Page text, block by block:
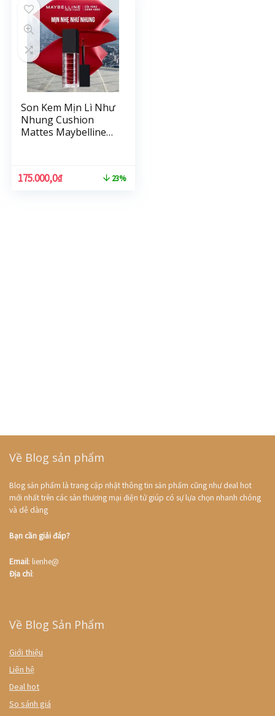
Son Kem Mịn Lì Như
Nhung Cushion
Mattes Maybelline
175.000,0₫ 23%
Về Blog sản phẩm
Blog sản phẩm là trang cập nhật thông tin sản phẩm cũng như deal hot
mới nhất trên các sàn thương mại điện tử giúp có sự lựa chọn nhanh chóng
và dễ dàng
Bạn cần giải đáp?
Email: lienhe@
Địa chỉ:
Về Blog Sản Phẩm
Giới thiệu
Liên hệ
Deal hot
So sánh giá